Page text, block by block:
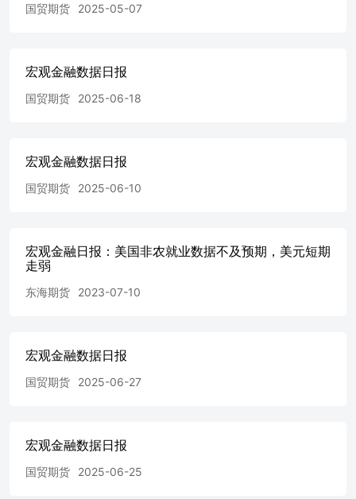
国贸期货 2025-05-07
宏观金融数据日报
国贸期货 2025-06-18
宏观金融数据日报
国贸期货 2025-06-10
宏观金融日报：美国非农就业数据不及预期，美元短期
走弱
东海期货 2023-07-10
宏观金融数据日报
国贸期货 2025-06-27
宏观金融数据日报
国贸期货 2025-06-25